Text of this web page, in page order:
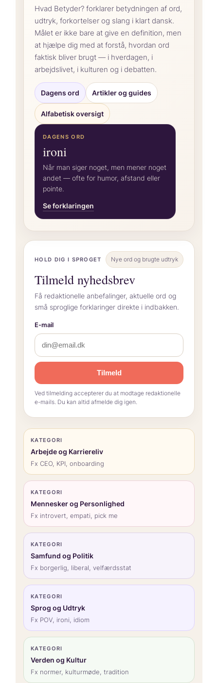
Hvad Betyder? forklarer betydningen af ord,
udtryk, forkortelser og slang i klart dansk.
Målet er ikke bare at give en definition, men
at hjælpe dig med at forstå, hvordan ord
faktisk bliver brugt — i hverdagen, i
arbejdslivet, i kulturen og i debatten.
Dagens ord Artikler og guides
Alfabetisk oversigt
DAGENS ORD
ironi
Når man siger noget, men mener noget
andet — ofte for humor, afstand eller
pointe.
Se forklaringen
HOLD DIG I SPROGET Nye ord og brugte udtryk
Tilmeld nyhedsbrev
Få redaktionelle anbefalinger, aktuelle ord og
små sproglige forklaringer direkte i indbakken.
E-mail
Tilmeld
Ved tilmelding accepterer du at modtage redaktionelle
e-mails. Du kan altid afmelde dig igen.
KATEGORI
Arbejde og Karriereliv
Fx CEO, KPI, onboarding
KATEGORI
Mennesker og Personlighed
Fx introvert, empati, pick me
KATEGORI
Samfund og Politik
Fx borgerlig, liberal, velfærdsstat
KATEGORI
Sprog og Udtryk
Fx POV, ironi, idiom
KATEGORI
Verden og Kultur
Fx normer, kulturmøde, tradition